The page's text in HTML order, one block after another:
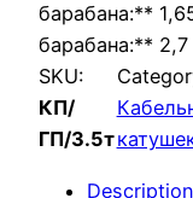
барабана:**
барабана:**
SKU:
КП/
ГП/3.5т
Description